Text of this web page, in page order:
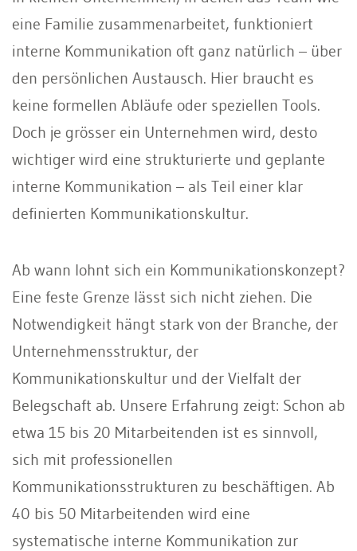
eine Familie zusammenarbeitet, funktioniert
interne Kommunikation oft ganz natürlich – über
den persönlichen Austausch. Hier braucht es
keine formellen Abläufe oder speziellen Tools.
Doch je grösser ein Unternehmen wird, desto
wichtiger wird eine strukturierte und geplante
interne Kommunikation – als Teil einer klar
definierten Kommunikationskultur.
Ab wann lohnt sich ein Kommunikationskonzept?
Eine feste Grenze lässt sich nicht ziehen. Die
Notwendigkeit hängt stark von der Branche, der
Unternehmensstruktur, der
Kommunikationskultur und der Vielfalt der
Belegschaft ab. Unsere Erfahrung zeigt: Schon ab
etwa 15 bis 20 Mitarbeitenden ist es sinnvoll,
sich mit professionellen
Kommunikationsstrukturen zu beschäftigen. Ab
40 bis 50 Mitarbeitenden wird eine
systematische interne Kommunikation zur